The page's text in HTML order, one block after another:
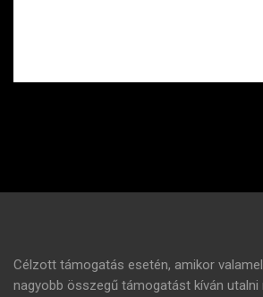
Célzott támogatás esetén, amikor
nagyobb összegű támogatást kíván utalni